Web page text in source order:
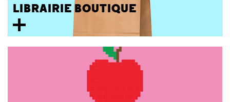
LIBRAIRIE BOUTIQUE